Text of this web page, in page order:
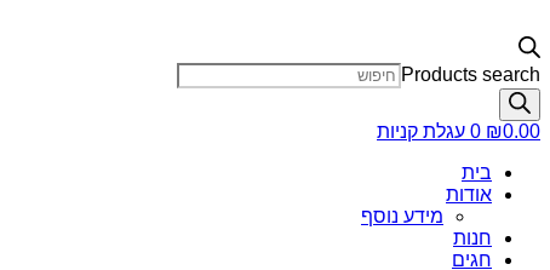
Products search
₪0.00
0 עגלת קניות
בית
אודות
מידע נוסף
חנות
חגים